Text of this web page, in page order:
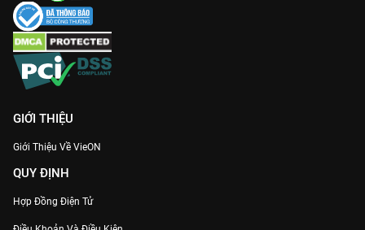
GIỚI THIỆU
Giới Thiệu Về VieON
QUY ĐỊNH
Hợp Đồng Điện Tử